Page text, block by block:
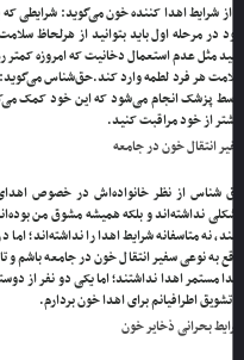
شرایط اهدا کننده خون می‌گوید: شرایطی که
در مرحله اول باید بتوانید از هرلحاظ
مثل عدم استعمال دخانیت که امروزه کمتر
هر فرد لطمه وارد کند.حق‌شناس می‌گوید:
پزشک انجام می‌شود که این خود کمک
از خود مراقبت کنید.
انتقال خون در جامعه
شناس از نظر خانواده‌اش در خصوص اهدای
نداشته‌اند و بلکه همیشه مشوق من بوده‌اند
نه متاسفانه شرایط اهدا را نداشته‌اند؛
به نوعی سفیر انتقال خون در جامعه باشم و
مستمر اهدا نداشتند؛ اما یکی دو نفر از
اطرافیانم برای اهدا خون بردارم.
بحرانی ذخایر خون